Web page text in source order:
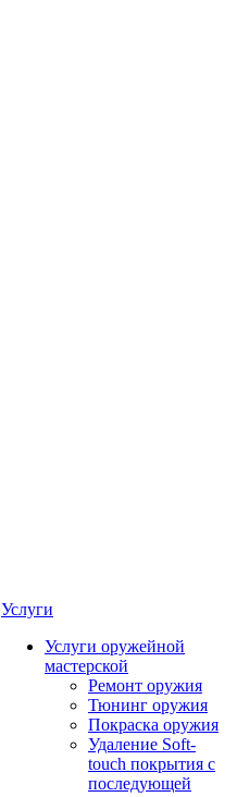
Услуги
Услуги оружейной
мастерской
Ремонт оружия
Тюнинг оружия
Покраска оружия
Удаление Soft-
touch покрытия с
последующей